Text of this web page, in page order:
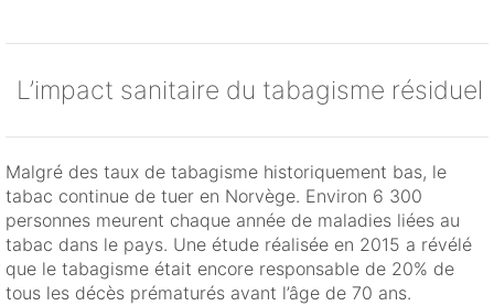
L’impact sanitaire du tabagisme résiduel
Malgré des taux de tabagisme historiquement bas, le
tabac continue de tuer en Norvège. Environ 6 300
personnes meurent chaque année de maladies liées au
tabac dans le pays. Une étude réalisée en 2015 a révélé
que le tabagisme était encore responsable de 20% de
tous les décès prématurés avant l’âge de 70 ans.